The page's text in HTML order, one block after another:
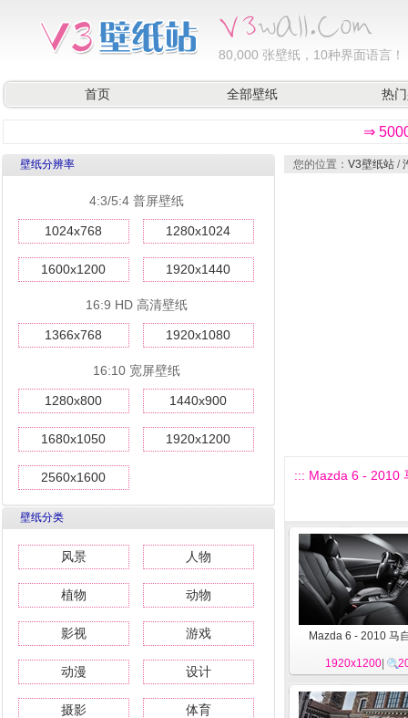
80,000 张壁纸，10种界面语言！
首页 全部壁纸 热
⇒
壁纸分辨率
4:3/5:4 普屏壁纸
1024x768 1280x1024
1600x1200 1920x1440
16:9 HD 高清壁纸
1366x768 1920x1080
16:10 宽屏壁纸
1280x800 1440x900
1680x1050 1920x1200
2560x1600
壁纸分类
风景 人物
植物 动物
影视 游戏
动漫 设计
摄影 体育
您的位置： V3壁纸站 /
::: Mazda 6 - 2010
Mazda 6 - 2010 马
1920x1200